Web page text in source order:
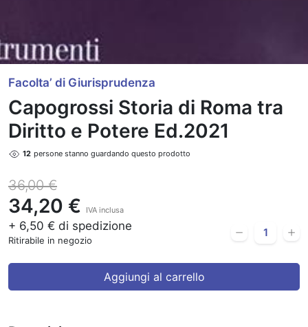
Facolta’ di Giurisprudenza
Capogrossi Storia di Roma tra
Diritto e Potere Ed.2021
12 persone stanno guardando questo prodotto
36,00 €
34,20 € IVA inclusa
+ 6,50 € di spedizione
Ritirabile in negozio
Aggiungi al carrello